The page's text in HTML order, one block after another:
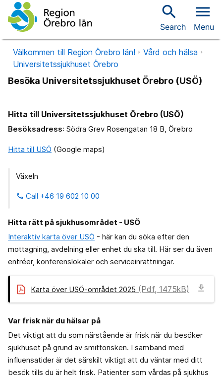
search
Search
menu
Menu
Välkommen till Region Örebro län!
Vård och hälsa
Universitetssjukhuset Örebro
Besöka Universitetssjukhuset Örebro (USÖ)
Hitta till Universitetssjukhuset Örebro (USÖ)
Besöksadress: Södra Grev Rosengatan 18 B, Örebro
Hitta till USÖ (Google maps)
Växeln
phone Call +46 19 602 10 00
Hitta rätt på sjukhusområdet - USÖ
Interaktiv karta över USÖ - här kan du söka efter den
mottagning, avdelning eller enhet du ska till. Här ser du även
entréer, konferenslokaler och serviceinrättningar.
Karta över USÖ-området 2025 (Pdf, 1475kB) download
Var frisk när du hälsar på
Det viktigt att du som närstående är frisk när du besöker
sjukhuset på grund av smittorisken. I samband med
influensatider är det särskilt viktigt att du väntar med ditt
besök tills du är helt frisk. Patienter som vårdas på sjukhus